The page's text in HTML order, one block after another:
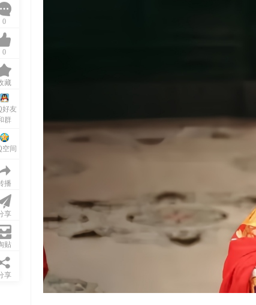
0
0
藏
好友
群
空间
播
享
贴
享